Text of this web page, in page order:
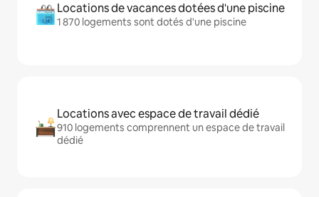
Locations de vacances dotées d'une piscine
1 870 logements sont dotés d'une piscine
Locations avec espace de travail dédié
910 logements comprennent un espace de travail
dédié